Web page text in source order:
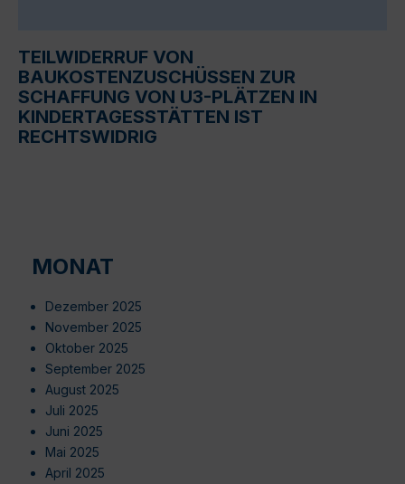
TEILWIDERRUF VON
BAUKOSTENZUSCHÜSSEN ZUR
SCHAFFUNG VON U3-PLÄTZEN IN
KINDERTAGESSTÄTTEN IST
RECHTSWIDRIG
MONAT
Dezember 2025
November 2025
Oktober 2025
September 2025
August 2025
Juli 2025
Juni 2025
Mai 2025
April 2025